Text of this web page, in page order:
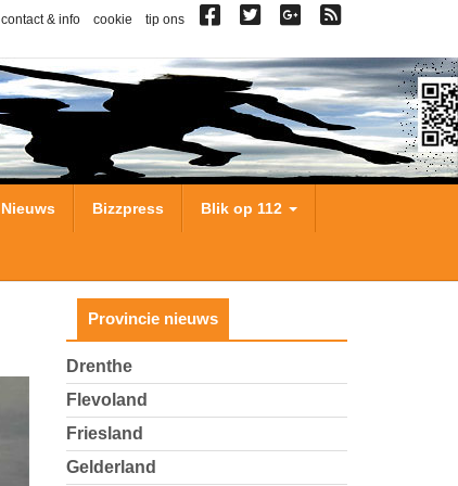
contact & info cookie tip ons
Nieuws Bizzpress Blik op 112
Provincie nieuws
Drenthe
Flevoland
Friesland
Gelderland